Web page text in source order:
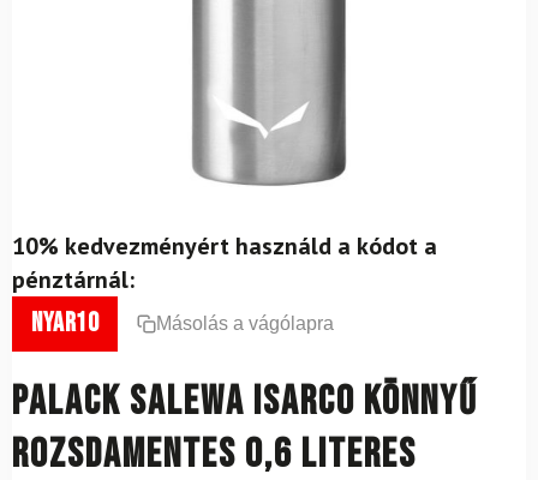
10% kedvezményért használd a kódot a
pénztárnál:
nyar10 Másolás a vágólapra
Palack SALEWA Isarco könnyű
rozsdamentes 0,6 literes